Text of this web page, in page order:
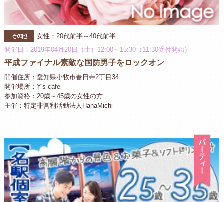
その他
女性：20代前半～40代前半
開催日：2019年04月20日（土）12:00～15:30（11:30受付開始）
平成ファイナル素敵な国防男子をロックオン
開催住所：愛知県小牧市春日寺2丁目34
開催場所：Y's cafe
参加資格：20歳～45歳の女性の方
主催：特定非営利活動法人HanaMichi
パ